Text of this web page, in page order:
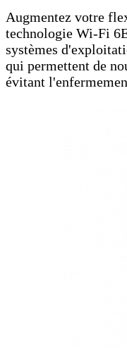
Augmentez votre
technologie Wi-Fi
systèmes
qui permettent de
évitant